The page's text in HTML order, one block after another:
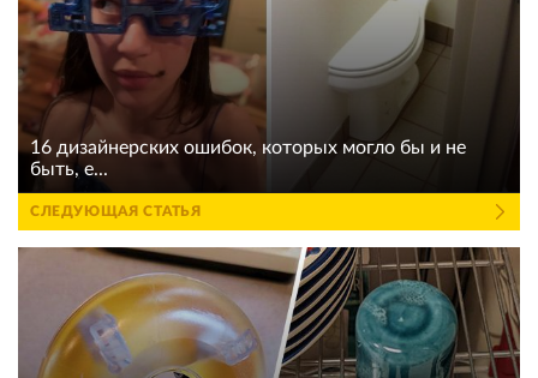
16 дизайнерских ошибок, которых могло бы и не
быть, е...
СЛЕДУЮЩАЯ СТАТЬЯ